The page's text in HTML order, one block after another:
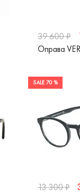
39 600 ₽
Оправа
SALE 70 %
13 300 ₽